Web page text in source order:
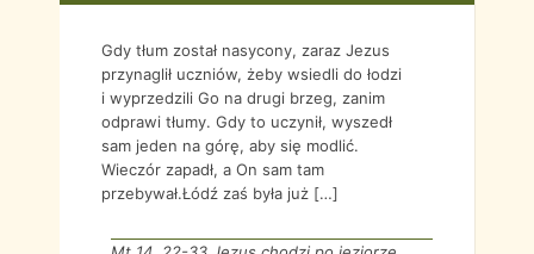
Gdy tłum został nasycony, zaraz Jezus
przynaglił uczniów, żeby wsiedli do łodzi
i wyprzedzili Go na drugi brzeg, zanim
odprawi tłumy. Gdy to uczynił, wyszedł
sam jeden na górę, aby się modlić.
Wieczór zapadł, a On sam tam
przebywał.Łódź zaś była już […]